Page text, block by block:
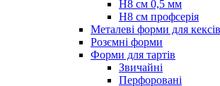
Н8 см 0,5 мм
Н8 см профсерія
Металеві форми для кексів
Розємні форми
Форми для тартів
Звичайні
Перфоровані